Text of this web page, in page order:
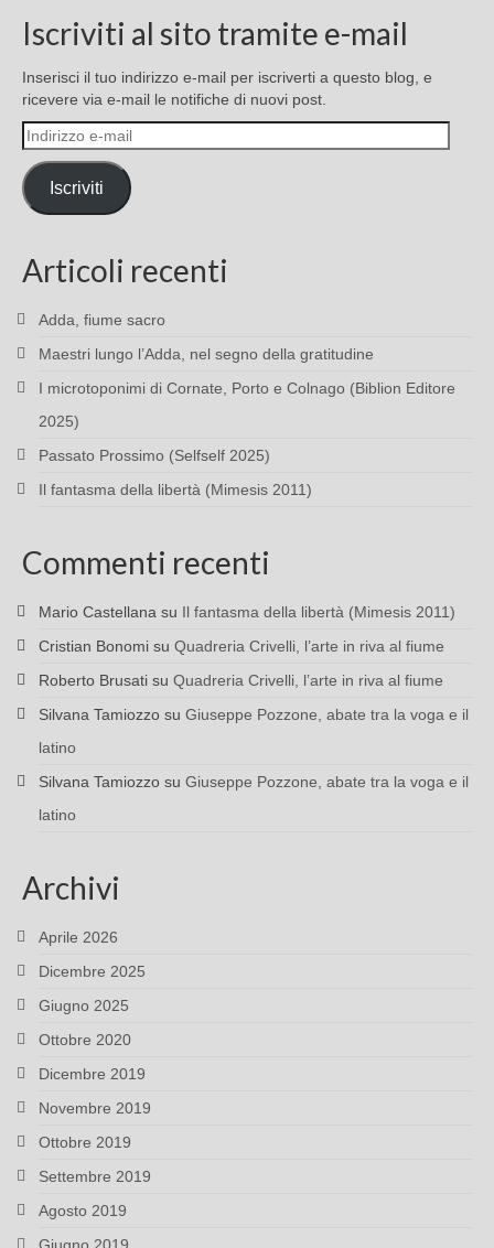
Iscriviti al sito tramite e-mail
Inserisci il tuo indirizzo e-mail per iscriverti a questo blog, e
ricevere via e-mail le notifiche di nuovi post.
Indirizzo
e-
mail
Iscriviti
Articoli recenti
Adda, fiume sacro
Maestri lungo l’Adda, nel segno della gratitudine
I microtoponimi di Cornate, Porto e Colnago (Biblion Editore
2025)
Passato Prossimo (Selfself 2025)
Il fantasma della libertà (Mimesis 2011)
Commenti recenti
Mario Castellana su Il fantasma della libertà (Mimesis 2011)
Cristian Bonomi su Quadreria Crivelli, l’arte in riva al fiume
Roberto Brusati su Quadreria Crivelli, l’arte in riva al fiume
Silvana Tamiozzo su Giuseppe Pozzone, abate tra la voga e il
latino
Silvana Tamiozzo su Giuseppe Pozzone, abate tra la voga e il
latino
Archivi
Aprile 2026
Dicembre 2025
Giugno 2025
Ottobre 2020
Dicembre 2019
Novembre 2019
Ottobre 2019
Settembre 2019
Agosto 2019